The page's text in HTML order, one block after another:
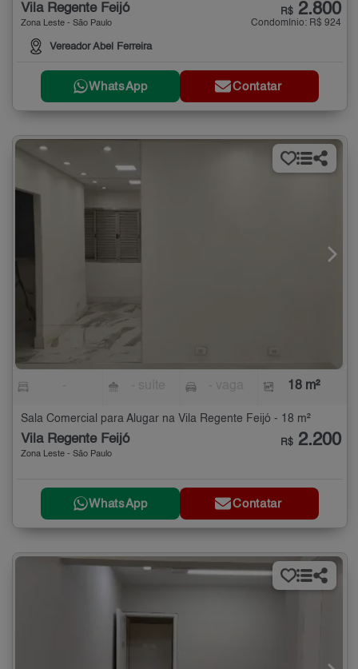
Vila Regente Feijó
Zona Leste - São Paulo
Vereador Abel Ferreira
R$ 2.800
Condomínio: R$ 924
WhatsApp Contatar
18 m²
Sala Comercial para Alugar na Vila Regente Feijó - 18 m²
Vila Regente Feijó
Zona Leste - São Paulo
R$ 2.200
WhatsApp Contatar